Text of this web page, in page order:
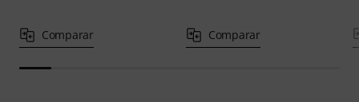
Comparar Comparar